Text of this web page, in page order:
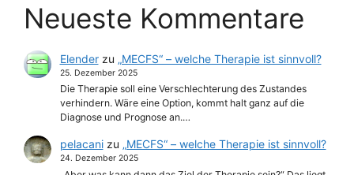
Neueste Kommentare
Elenderzu „MECFS“ – welche Therapie ist sinnvoll?
25. Dezember 2025
Die Therapie soll eine Verschlechterung des Zustandes
verhindern. Wäre eine Option, kommt halt ganz auf die
Diagnose und Prognose an.…
pelacanizu „MECFS“ – welche Therapie ist sinnvoll?
24. Dezember 2025